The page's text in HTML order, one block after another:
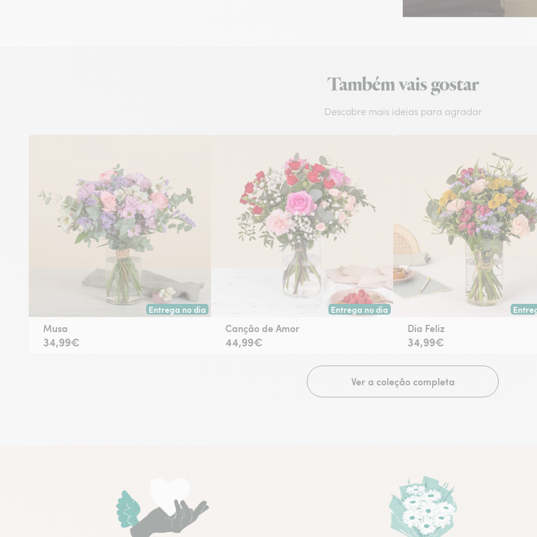
Também vais gostar
Descobre mais ideias para agradar
Entrega no dia
Entrega hoje ou na data à tua escolha.
Musa
34,99€
Entrega no dia
Entrega hoje ou na data à tua escolha.
Canção de Amor
44,99€
Dia Feliz
34,99€
Ver a coleção completa